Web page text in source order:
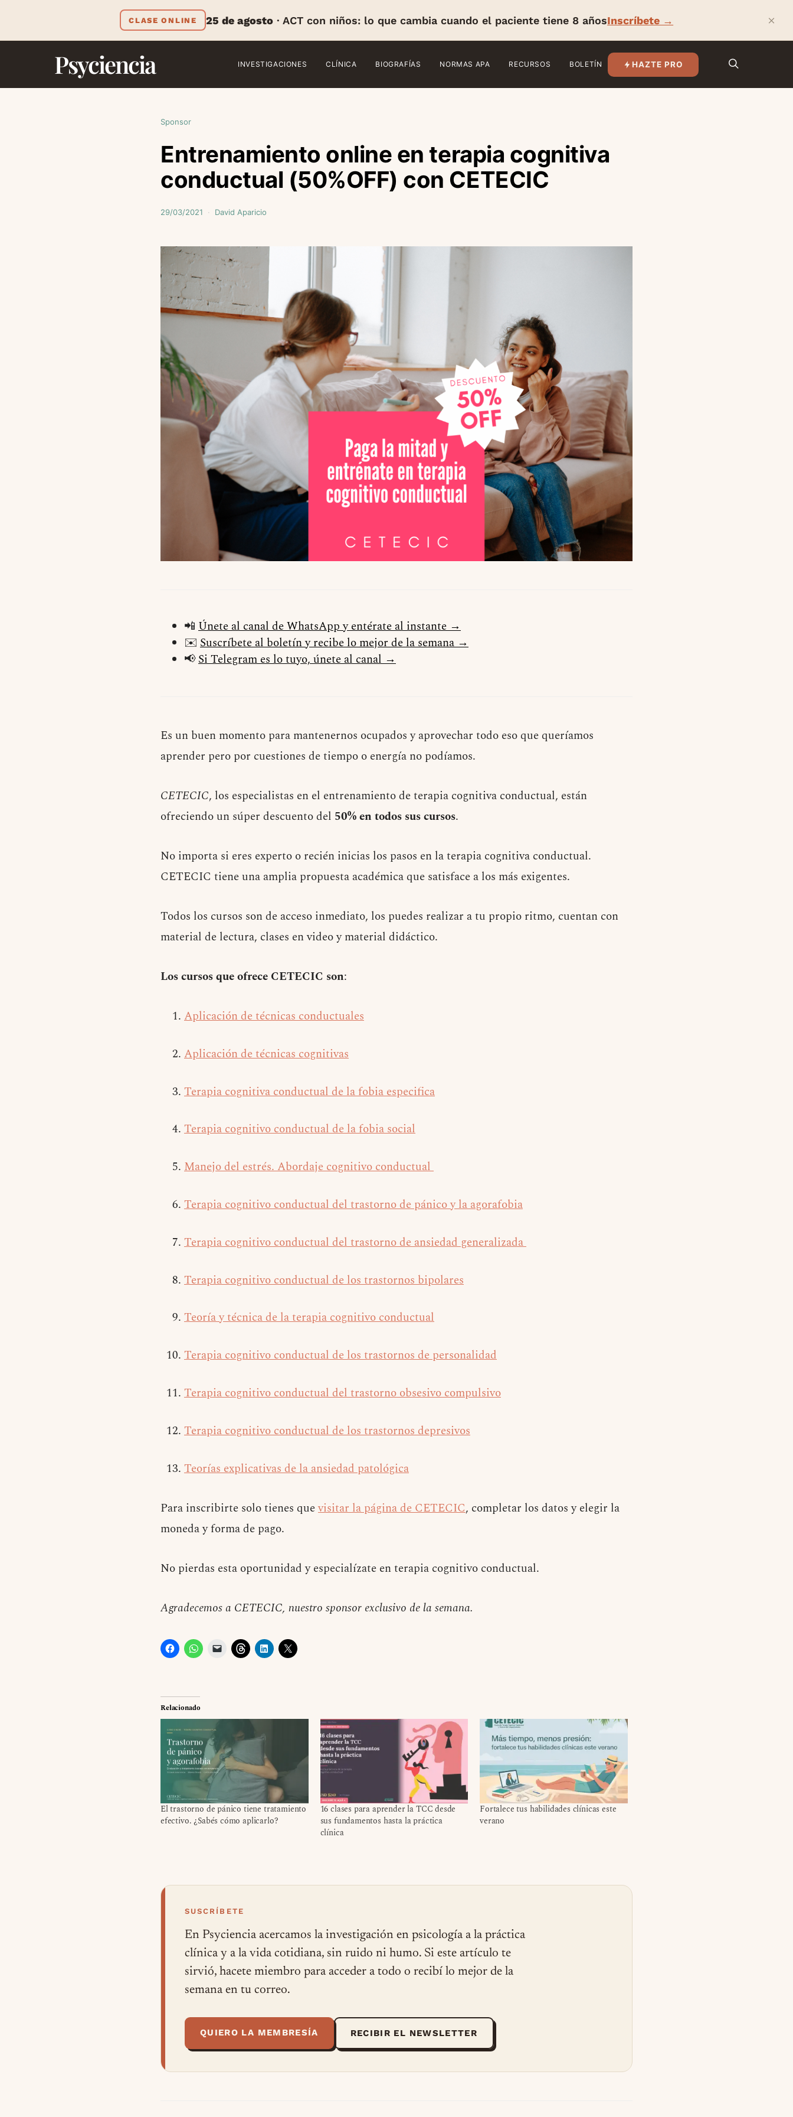
CLASE ONLINE 25 de agosto · ACT con niños: lo que cambia cuando el paciente tiene 8 añosInscríbete → ×
Psyciencia INVESTIGACIONES CLÍNICA BIOGRAFÍAS NORMAS APA RECURSOS BOLETÍN HAZTE PRO
Sponsor
Entrenamiento online en terapia cognitiva
conductual (50%OFF) con CETECIC
29/03/2021 David Aparicio
📲 Únete al canal de WhatsApp y entérate al instante →
✉️ Suscríbete al boletín y recibe lo mejor de la semana →
📢Si Telegram es lo tuyo, únete al canal →
Es un buen momento para mantenernos ocupados y aprovechar todo eso que queríamos
aprender pero por cuestiones de tiempo o energía no podíamos.
CETECIC, los especialistas en el entrenamiento de terapia cognitiva conductual, están
ofreciendo un súper descuento del 50% en todos sus cursos.
No importa si eres experto o recién inicias los pasos en la terapia cognitiva conductual.
CETECIC tiene una amplia propuesta académica que satisface a los más exigentes.
Todos los cursos son de acceso inmediato, los puedes realizar a tu propio ritmo, cuentan con
material de lectura, clases en video y material didáctico.
Los cursos que ofrece CETECIC son:
Aplicación de técnicas conductuales
Aplicación de técnicas cognitivas
Terapia cognitiva conductual de la fobia especifica
Terapia cognitivo conductual de la fobia social
Manejo del estrés. Abordaje cognitivo conductual
Terapia cognitivo conductual del trastorno de pánico y la agorafobia
Terapia cognitivo conductual del trastorno de ansiedad generalizada
Terapia cognitivo conductual de los trastornos bipolares
Teoría y técnica de la terapia cognitivo conductual
Terapia cognitivo conductual de los trastornos de personalidad
Terapia cognitivo conductual del trastorno obsesivo compulsivo
Terapia cognitivo conductual de los trastornos depresivos
Teorías explicativas de la ansiedad patológica
Para inscribirte solo tienes quevisitar la página de CETECIC, completar los datos y elegir la
moneda y forma de pago.
No pierdas esta oportunidad y especialízate en terapia cognitivo conductual.
Agradecemos a CETECIC, nuestro sponsor exclusivo de la semana.
Relacionado
El trastorno de pánico tiene tratamiento
efectivo. ¿Sabés cómo aplicarlo?
16 clases para aprender la TCC desde
sus fundamentos hasta la práctica
clínica
Fortalece tus habilidades clínicas este
verano
SUSCRÍBETE
En Psyciencia acercamos la investigación en psicología a la práctica
clínica y a la vida cotidiana, sin ruido ni humo. Si este artículo te
sirvió, hacete miembro para acceder a todo o recibí lo mejor de la
semana en tu correo.
QUIERO LA MEMBRESÍA RECIBIR EL NEWSLETTER